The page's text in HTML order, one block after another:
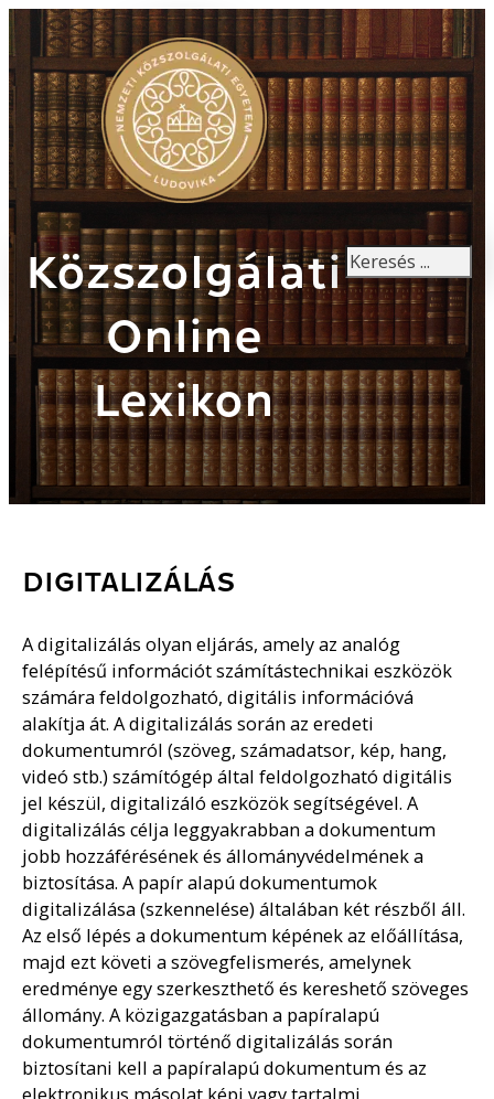
Közszolgálati
Online
Lexikon
Keresés
DIGITALIZÁLÁS
A digitalizálás olyan eljárás, amely az analóg
felépítésű információt számítástechnikai eszközök
számára feldolgozható, digitális információvá
alakítja át. A digitalizálás során az eredeti
dokumentumról (szöveg, számadatsor, kép, hang,
videó stb.) számítógép által feldolgozható digitális
jel készül, digitalizáló eszközök segítségével. A
digitalizálás célja leggyakrabban a dokumentum
jobb hozzáférésének és állományvédelmének a
biztosítása. A papír alapú dokumentumok
digitalizálása (szkennelése) általában két részből áll.
Az első lépés a dokumentum képének az előállítása,
majd ezt követi a szövegfelismerés, amelynek
eredménye egy szerkeszthető és kereshető szöveges
állomány. A közigazgatásban a papíralapú
dokumentumról történő digitalizálás során
biztosítani kell a papíralapú dokumentum és az